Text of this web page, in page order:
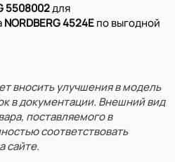
5508002для
NORDBERG 4524Eпо выгодной
вносить улучшения в модель
в документации. Внешний вид
поставляемого в
соответствовать
сайте.